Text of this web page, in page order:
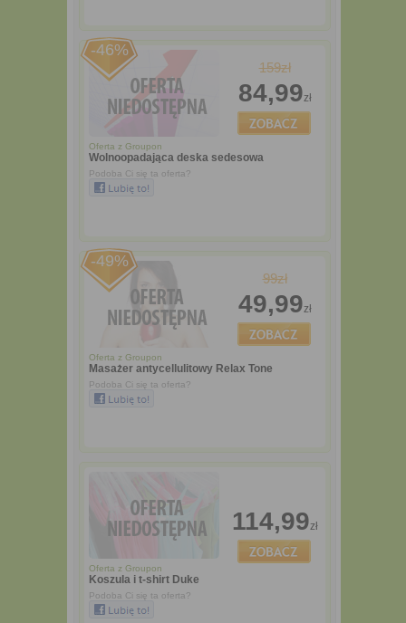
-46%
Oferta z Groupon
Wolnoopadająca deska sedesowa
Podoba Ci się ta oferta?
159zł
84,99zł
-49%
Oferta z Groupon
Masażer antycellulitowy Relax Tone
Podoba Ci się ta oferta?
99zł
49,99zł
Oferta z Groupon
Koszula i t-shirt Duke
Podoba Ci się ta oferta?
114,99zł